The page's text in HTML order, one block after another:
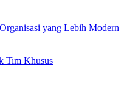
yang Lebih Modern
Tim Khusus